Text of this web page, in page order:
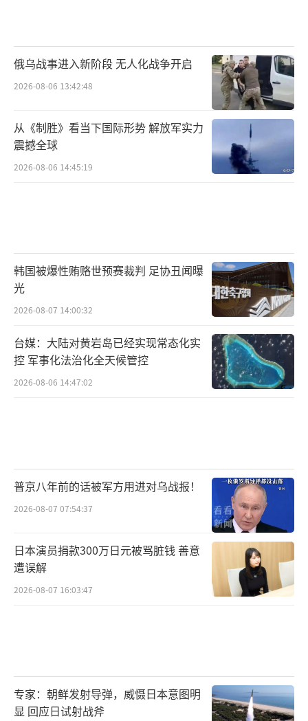
俄乌战事进入新阶段 无人化战争开启
2026-08-06 13:42:48
从《制胜》看当下国际形势 解放军实力
震撼全球
2026-08-06 14:45:19
韩国被爆性贿赂世预赛裁判 足协丑闻曝
光
2026-08-07 14:00:32
台媒：大陆对黄岩岛已经实现常态化实
控 军事化法治化全天候管控
2026-08-06 14:47:02
普京八年前的话被军方用进对乌战报！
2026-08-07 07:54:37
日本演员捐款300万日元被骂脏钱 善意
遭误解
2026-08-07 16:03:47
专家：朝鲜发射导弹，威慑日本意图明
显 回应日试射战斧